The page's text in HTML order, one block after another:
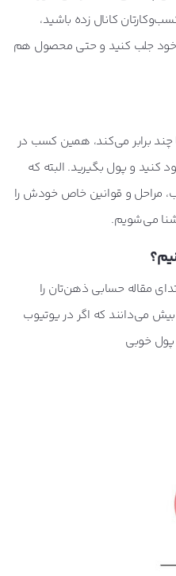
کانال زده باشید،
خود جلب کنید و حتی محصول هم
چند برابر می‌کند، همین کسب در
کنید و پول بگیرید. البته که
مراحل و قوانین خاص خودش را
می‌شویم.
مقاله حسابی ذهن‌تان را
می‌دانند که اگر در یوتیوب
پول خوبی